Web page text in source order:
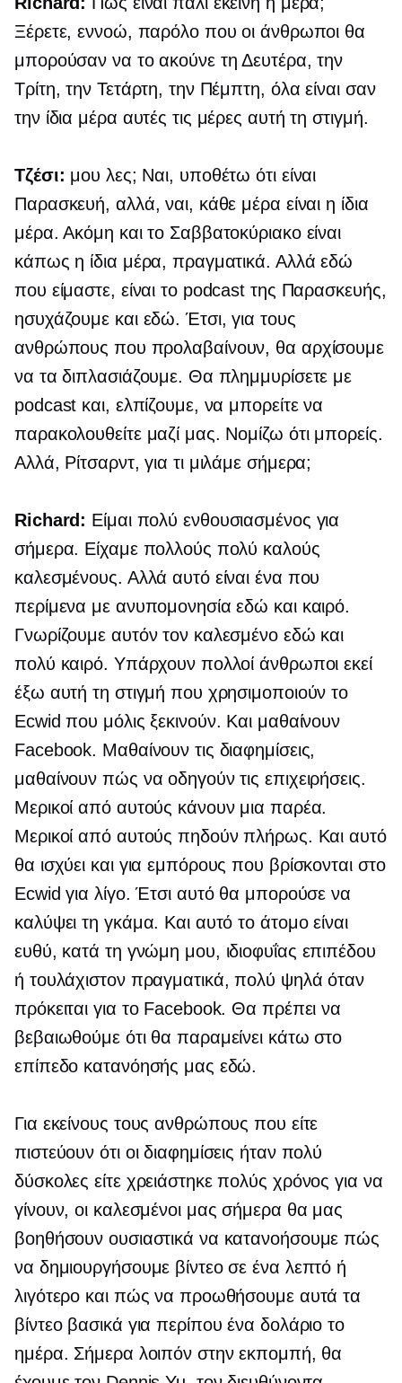
Ξέρετε, εννοώ, παρόλο που οι άνθρωποι θα
μπορούσαν να το ακούνε τη Δευτέρα, την
Τρίτη, την Τετάρτη, την Πέμπτη, όλα είναι σαν
την ίδια μέρα αυτές τις μέρες αυτή τη στιγμή.
Τζέσι: μου λες; Ναι, υποθέτω ότι είναι
Παρασκευή, αλλά, ναι, κάθε μέρα είναι η ίδια
μέρα. Ακόμη και το Σαββατοκύριακο είναι
κάπως η ίδια μέρα, πραγματικά. Αλλά εδώ
που είμαστε, είναι το podcast της Παρασκευής,
ησυχάζουμε και εδώ. Έτσι, για τους
ανθρώπους που προλαβαίνουν, θα αρχίσουμε
να τα διπλασιάζουμε. Θα πλημμυρίσετε με
podcast και, ελπίζουμε, να μπορείτε να
παρακολουθείτε μαζί μας. Νομίζω ότι μπορείς.
Αλλά, Ρίτσαρντ, για τι μιλάμε σήμερα;
Richard: Είμαι πολύ ενθουσιασμένος για
σήμερα. Είχαμε πολλούς πολύ καλούς
καλεσμένους. Αλλά αυτό είναι ένα που
περίμενα με ανυπομονησία εδώ και καιρό.
Γνωρίζουμε αυτόν τον καλεσμένο εδώ και
πολύ καιρό. Υπάρχουν πολλοί άνθρωποι εκεί
έξω αυτή τη στιγμή που χρησιμοποιούν το
Ecwid που μόλις ξεκινούν. Και μαθαίνουν
Facebook. Μαθαίνουν τις διαφημίσεις,
μαθαίνουν πώς να οδηγούν τις επιχειρήσεις.
Μερικοί από αυτούς κάνουν μια παρέα.
Μερικοί από αυτούς πηδούν πλήρως. Και αυτό
θα ισχύει και για εμπόρους που βρίσκονται στο
Ecwid για λίγο. Έτσι αυτό θα μπορούσε να
καλύψει τη γκάμα. Και αυτό το άτομο είναι
ευθύ, κατά τη γνώμη μου, ιδιοφυΐας επιπέδου
ή τουλάχιστον πραγματικά, πολύ ψηλά όταν
πρόκειται για το Facebook. Θα πρέπει να
βεβαιωθούμε ότι θα παραμείνει κάτω στο
επίπεδο κατανόησής μας εδώ.
Για εκείνους τους ανθρώπους που είτε
πιστεύουν ότι οι διαφημίσεις ήταν πολύ
δύσκολες είτε χρειάστηκε πολύς χρόνος για να
γίνουν, οι καλεσμένοι μας σήμερα θα μας
βοηθήσουν ουσιαστικά να κατανοήσουμε πώς
να δημιουργήσουμε βίντεο σε ένα λεπτό ή
λιγότερο και πώς να προωθήσουμε αυτά τα
βίντεο βασικά για περίπου ένα δολάριο το
ημέρα. Σήμερα λοιπόν στην εκπομπή, θα